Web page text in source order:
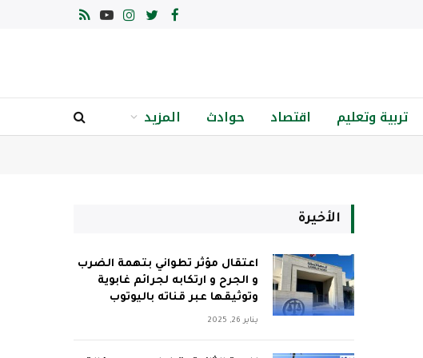
فيسبوك
تويتر الانستغرام
يوتيوبRSS
تربية وتعليم اقتصاد حوادث المزيد
الأخيرة
اعتقال مؤثر تطواني بتهمة الضرب
و الجرح و ارتكابه لجرائم غابوية
وتوثيقها عبر قناته باليوتوب
يناير 26, 2025